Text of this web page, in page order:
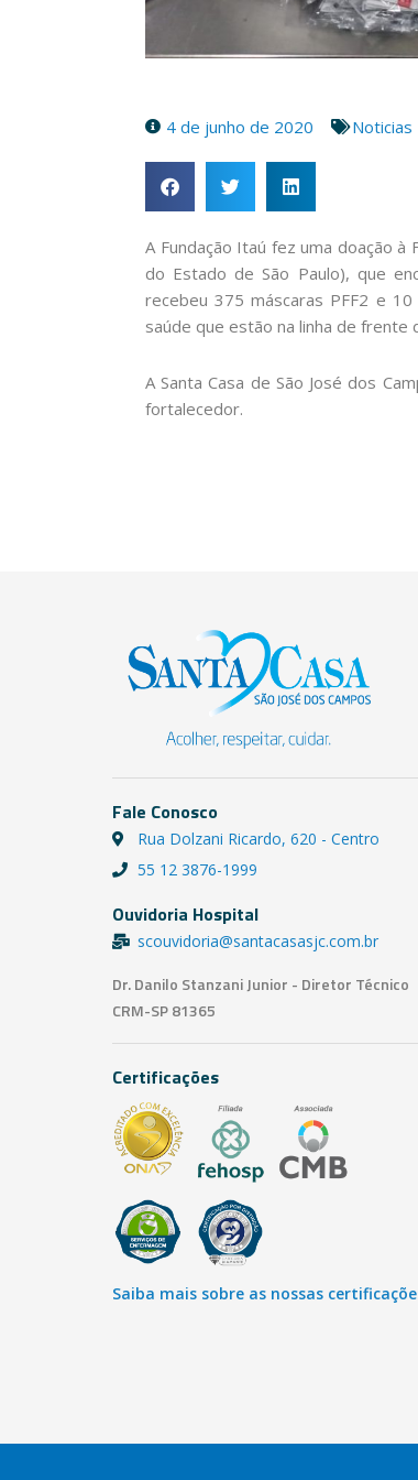
4 de junho de 2020 Noticias
A Fundação Itaú fez uma doação
do Estado de São Paulo), que
recebeu 375 máscaras PFF2 e
saúde que estão na linha de frente
A Santa Casa de São José dos
fortalecedor.
Fale Conosco
Rua Dolzani Ricardo, 620 - Centro
55 12 3876-1999
Ouvidoria Hospital
scouvidoria@santacasasjc.com.br
Dr. Danilo Stanzani Junior - Diretor Técnico
CRM-SP 81365
Certificações
Saiba mais sobre as nossas